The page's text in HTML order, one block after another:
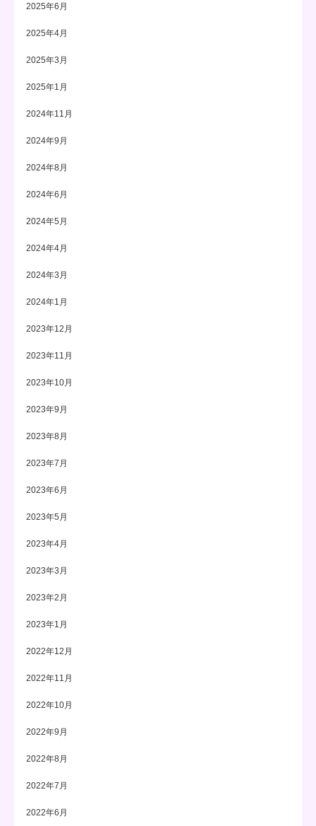
2025年6月
2025年4月
2025年3月
2025年1月
2024年11月
2024年9月
2024年8月
2024年6月
2024年5月
2024年4月
2024年3月
2024年1月
2023年12月
2023年11月
2023年10月
2023年9月
2023年8月
2023年7月
2023年6月
2023年5月
2023年4月
2023年3月
2023年2月
2023年1月
2022年12月
2022年11月
2022年10月
2022年9月
2022年8月
2022年7月
2022年6月